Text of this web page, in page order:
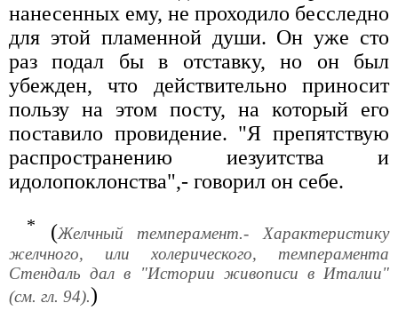
нанесенных ему, не проходило бесследно
для этой пламенной души. Он уже сто
раз подал бы в отставку, но он был
убежден, что действительно приносит
пользу на этом посту, на который его
поставило провидение. "Я препятствую
распространению иезуитства и
идолопоклонства",- говорил он себе.
* (Желчный темперамент.- Характеристику
желчного, или холерического, темперамента
Стендаль дал в "Истории живописи в Италии"
(см. гл. 94).)